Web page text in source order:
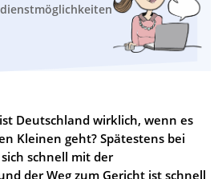
Deutschland wirklich, wenn es
Kleinen geht? Spätestens bei
schnell mit der
der Weg zum Gericht ist schnell